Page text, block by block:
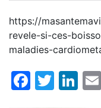
https://
revele-si-ces-
maladies-